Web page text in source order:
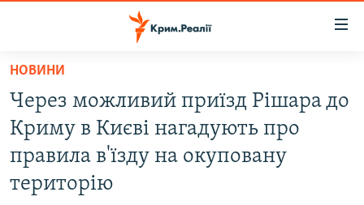
Перейти
основного
матеріалу
Перейти
до
основної
ВОДА.КРИМ
ВІДЕО ТА ФОТО
НОВИНИ
Через можливий приїзд Рішара до
Криму в Києві нагадують про
правила в'їзду на окуповану
територію